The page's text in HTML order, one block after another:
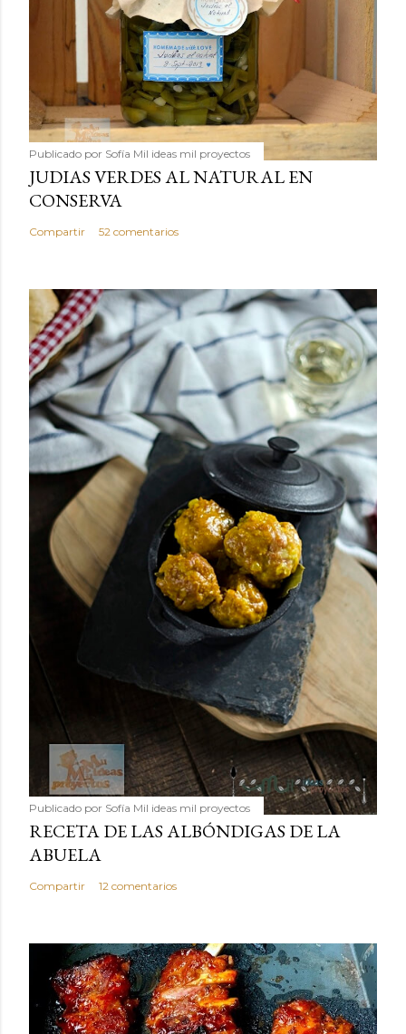
Publicado por Sofía Mil ideas mil proyectos
JUDIAS VERDES AL NATURAL EN
CONSERVA
Compartir 52 comentarios
Publicado por Sofía Mil ideas mil proyectos
RECETA DE LAS ALBÓNDIGAS DE LA
ABUELA
Compartir 12 comentarios